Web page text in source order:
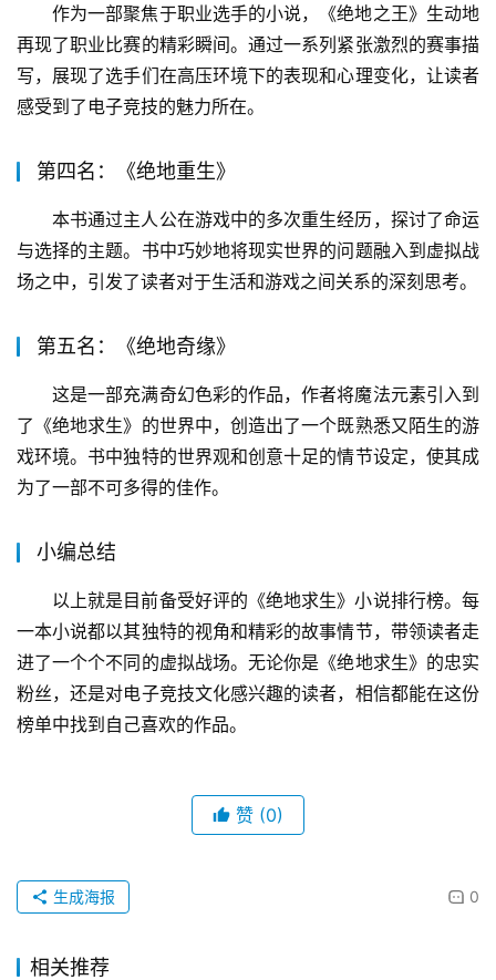
作为一部聚焦于职业选手的小说，《绝地之王》生动地
再现了职业比赛的精彩瞬间。通过一系列紧张激烈的赛事描
写，展现了选手们在高压环境下的表现和心理变化，让读者
感受到了电子竞技的魅力所在。
第四名：《绝地重生》
本书通过主人公在游戏中的多次重生经历，探讨了命运
与选择的主题。书中巧妙地将现实世界的问题融入到虚拟战
场之中，引发了读者对于生活和游戏之间关系的深刻思考。
第五名：《绝地奇缘》
这是一部充满奇幻色彩的作品，作者将魔法元素引入到
了《绝地求生》的世界中，创造出了一个既熟悉又陌生的游
戏环境。书中独特的世界观和创意十足的情节设定，使其成
为了一部不可多得的佳作。
小编总结
以上就是目前备受好评的《绝地求生》小说排行榜。每
一本小说都以其独特的视角和精彩的故事情节，带领读者走
进了一个个不同的虚拟战场。无论你是《绝地求生》的忠实
粉丝，还是对电子竞技文化感兴趣的读者，相信都能在这份
榜单中找到自己喜欢的作品。
赞 (0)
0
生成海报
相关推荐